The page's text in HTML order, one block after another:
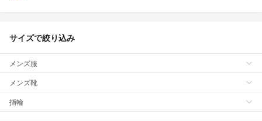
サイズで絞り込み
メンズ服
メンズ靴
指輪